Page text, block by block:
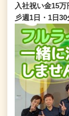
入社祝い金15
彡週1日・1日30